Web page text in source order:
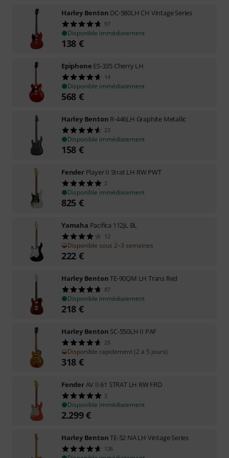
Harley Benton DC-580LH CH Vintage Series
97
Disponible immédiatement
138 €
Epiphone ES-335 Cherry LH
14
Disponible immédiatement
568 €
Harley Benton R-446LH Graphite Metallic
23
Disponible immédiatement
158 €
Fender Player II Strat LH RW PWT
2
Disponible immédiatement
825 €
Yamaha Pacifica 112JL BL
12
Disponible sous 2–3 semaines
222 €
Harley BentonTE-90QM LH Trans Red
87
Disponible immédiatement
218 €
Harley Benton SC-550LH II PAF
25
Disponible rapidement (2 à 5 jours)
318 €
FenderAV II 61 STRAT LH RW FRD
2
Disponible immédiatement
2.299€
Harley BentonTE-52 NA LH Vintage Series
126